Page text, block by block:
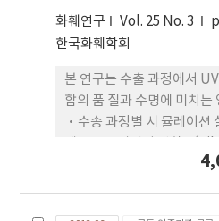
significantly reduced
increased, lowering the
compared to the R
BUV, however, the
petiole were increased
leaf number was
Under the RBUV
was significantly
화훼연구 Vol. 25 No. 3
한국화훼학회
본 연구는 수출 과정에서
합의 품 질과 수명에 미치는
·수송 과정별 시 뮬레이션
이 때 절화는 습식조건으로